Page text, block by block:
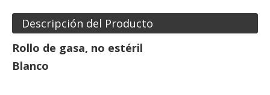
Descripción del Producto
Rollo de gasa, no estéril
Blanco